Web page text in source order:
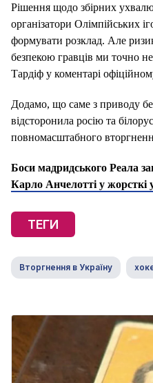
Рішення щодо збірних
організатори Олімпійських
формувати розклад. Але
безпекою гравців ми точно
Тардіф у коментарі
Додамо, що саме з приводу
відсторонила росію та
повномасштабного
Боси мадридського Реала
Карло Анчелотті у
ТЕГИ
Вторгнення в Україну